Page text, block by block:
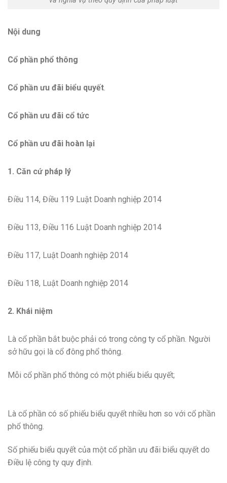
Nội dung
Cổ phần phổ thông
Cổ phần ưu đãi biểu quyết.
Cổ phần ưu đãi cổ tức
Cổ phần ưu đãi hoàn lại
1. Căn cứ pháp lý
Điều 114, Điều 119 Luật Doanh nghiệp 2014
Điều 113, Điều 116 Luật Doanh nghiệp 2014
Điều 117, Luật Doanh nghiệp 2014
Điều 118, Luật Doanh nghiệp 2014
2. Khái niệm
Là cổ phần bắt buộc phải có trong công ty cổ phần. Người
sở hữu gọi là cổ đông phổ thông.
Mỗi cổ phần phổ thông có một phiếu biểu quyết;
Là cổ phần có số phiếu biểu quyết nhiều hơn so với cổ phần
phổ thông.
Số phiếu biểu quyết của một cổ phần ưu đãi biểu quyết do
Điều lệ công ty quy định.